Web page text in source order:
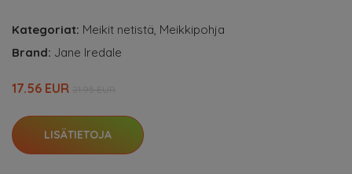
Kategoriat: Meikit netistä Meikkipohja
Brand: Jane Iredale
17.56 EUR
LISÄTIETOJA